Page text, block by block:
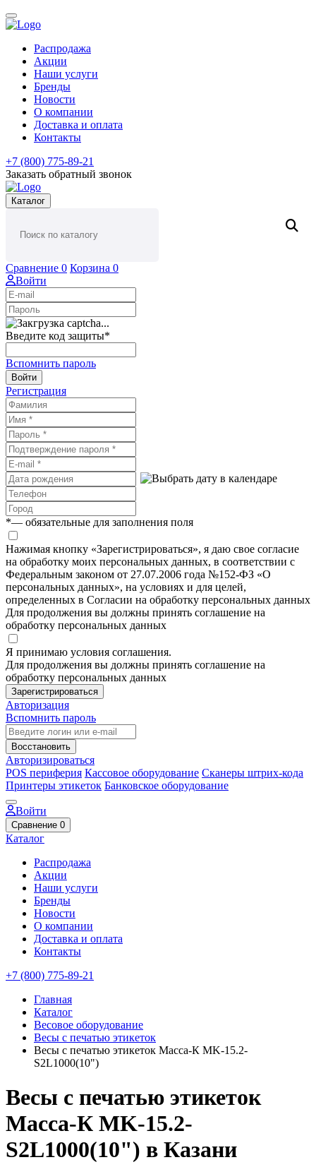
Распродажа
Акции
Наши услуги
Бренды
Новости
О компании
Доставка и оплата
Контакты
+7 (800) 775-89-21
Заказать обратный звонок
Каталог
Сравнение 0 Корзина 0
Войти
Введите код защиты*
Вспомнить пароль
Войти
Регистрация
*— обязательные для заполнения поля
Нажимая кнопку «Зарегистрироваться», я даю свое согласие
на обработку моих персональных данных, в соответствии с
Федеральным законом от 27.07.2006 года №152-ФЗ «О
персональных данных», на условиях и для целей,
определенных в Согласии на обработку персональных данных
Для продолжения вы должны принять соглашение на
обработку персональных данных
Я принимаю условия соглашения.
Для продолжения вы должны принять соглашение на
обработку персональных данных
Зарегистрироваться
Авторизация
Вспомнить пароль
Восстановить
Авторизироваться
POS периферия Кассовое оборудование Сканеры штрих-кода
Принтеры этикеток Банковское оборудование
Войти
Сравнение 0
Каталог
Распродажа
Акции
Наши услуги
Бренды
Новости
О компании
Доставка и оплата
Контакты
+7 (800) 775-89-21
Главная
Каталог
Весовое оборудование
Весы с печатью этикеток
Весы с печатью этикеток Масса-К MK-15.2-
S2L1000(10")
Весы с печатью этикеток
Масса-К MK-15.2-
S2L1000(10") в Казани